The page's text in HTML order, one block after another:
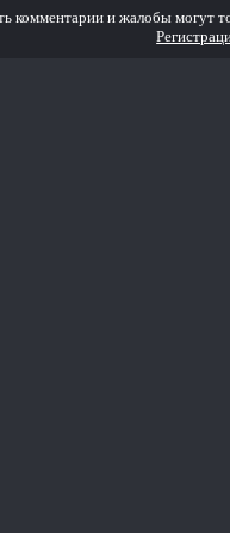
комментарии и жалобы могут